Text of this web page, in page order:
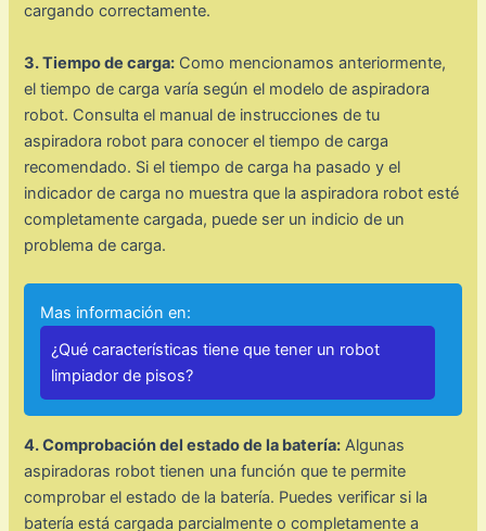
cargando correctamente.
3. Tiempo de carga: Como mencionamos anteriormente,
el tiempo de carga varía según el modelo de aspiradora
robot. Consulta el manual de instrucciones de tu
aspiradora robot para conocer el tiempo de carga
recomendado. Si el tiempo de carga ha pasado y el
indicador de carga no muestra que la aspiradora robot esté
completamente cargada, puede ser un indicio de un
problema de carga.
Mas información en:
¿Qué características tiene que tener un robot
limpiador de pisos?
4. Comprobación del estado de la batería: Algunas
aspiradoras robot tienen una función que te permite
comprobar el estado de la batería. Puedes verificar si la
batería está cargada parcialmente o completamente a